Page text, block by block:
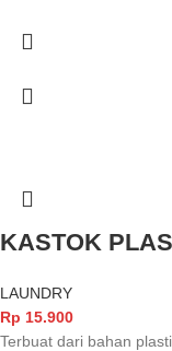
KASTOK
LAUNDRY
Rp 15.900
Terbuat dari bahan